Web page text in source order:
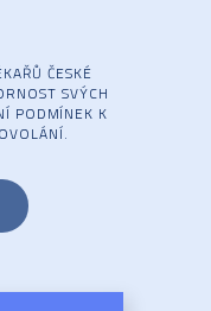
ČESKÉ
SVÝCH
PODMÍNEK K